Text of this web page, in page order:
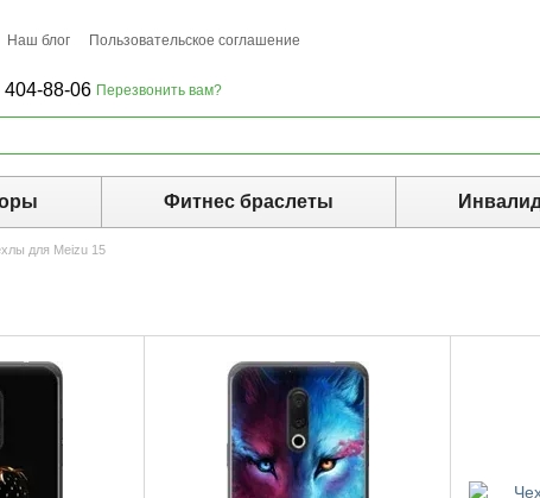
Наш блог Пользовательское соглашение
404-88-06 Перезвонить вам?
Фитнес браслеты
для Meizu 15